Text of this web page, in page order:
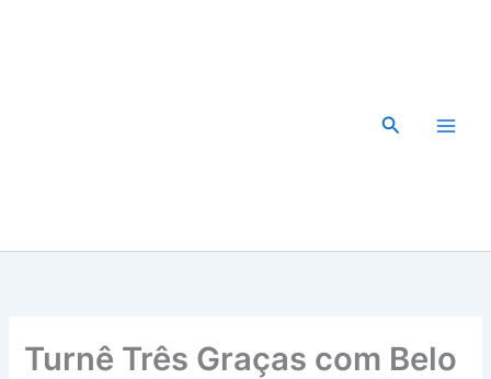
Pesquisar
Turnê Três Graças com Belo